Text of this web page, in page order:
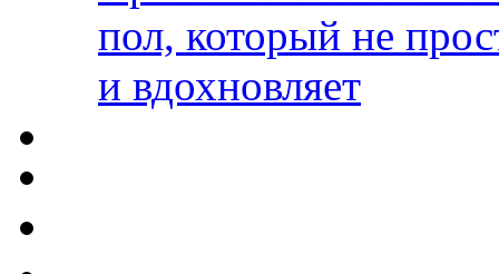
пол, который не
и вдохновляет